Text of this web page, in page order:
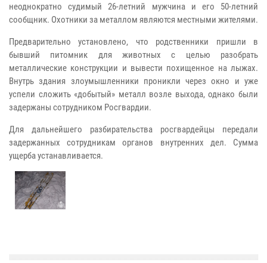
неоднократно судимый 26-летний мужчина и его 50-летний
сообщник. Охотники за металлом являются местными жителями.
Предварительно установлено, что родственники пришли в
бывший питомник для животных с целью разобрать
металлические конструкции и вывести похищенное на лыжах.
Внутрь здания злоумышленники проникли через окно и уже
успели сложить «добытый» металл возле выхода, однако были
задержаны сотрудником Росгвардии.
Для дальнейшего разбирательства росгвардейцы передали
задержанных сотрудникам органов внутренних дел. Сумма
ущербаустанавливается.